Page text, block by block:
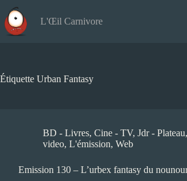
au
contenu
L'Œil Carnivore
Étiquette Urban Fantasy
BD - Livres, Cine - TV, Jdr - Plateau,
video, L'émission, Web
Emission 130 – L’urbex fantasy du